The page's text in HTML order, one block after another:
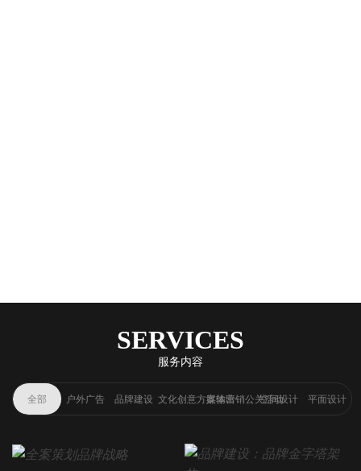
SERVICES
服务内容
全部 户外广告 品牌建设 文化创意方案输出媒体营销公关活动
空间设计 平面设计